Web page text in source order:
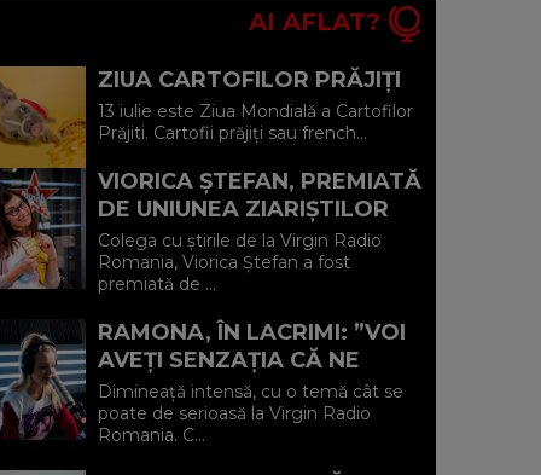
AI AFLAT?
ZIUA CARTOFILOR PRĂJIȚI
13 iulie este Ziua Mondială a Cartofilor
Prăjiti. Cartofii prăjiți sau french...
VIORICA ȘTEFAN, PREMIATĂ
DE UNIUNEA ZIARIŞTILOR
PROFESIONIŞTI DIN
ROMÂNIA
Colega cu știrile de la Virgin Radio
Romania, Viorica Ștefan a fost
premiată de ...
RAMONA, ÎN LACRIMI: ”VOI
AVEȚI SENZAȚIA CĂ NE
COMPLIMENTAȚI, DAR NU E
FLATANT ÎN NICIUN FEL! E
JIGN...
Dimineață intensă, cu o temă cât se
poate de serioasă la Virgin Radio
Romania. C...